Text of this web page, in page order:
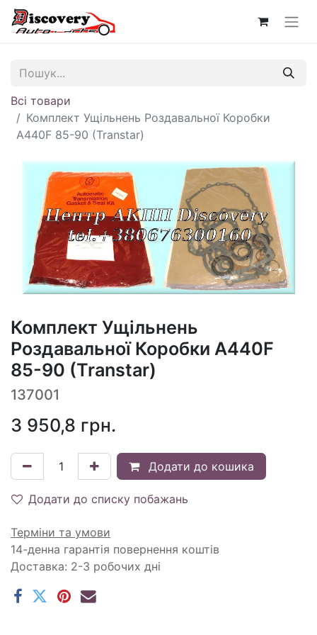
Всі товари
Комплект Ущільнень Роздавальної Коробки
A440F 85-90 (Transtar)
Комплект Ущільнень
Роздавальної Коробки A440F
85-90 (Transtar)
137001
3 950,8 грн.
Додати до кошика
Додати до списку побажань
Терміни та умови
14-денна гарантія повернення коштів
Доставка: 2-3 робочих дні